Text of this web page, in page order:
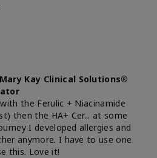
Kay Clinical Solutions®
the Ferulic + Niacinamide
then the HA+ Cer... at some
I developed allergies and
anymore. I have to use one
this. Love it!